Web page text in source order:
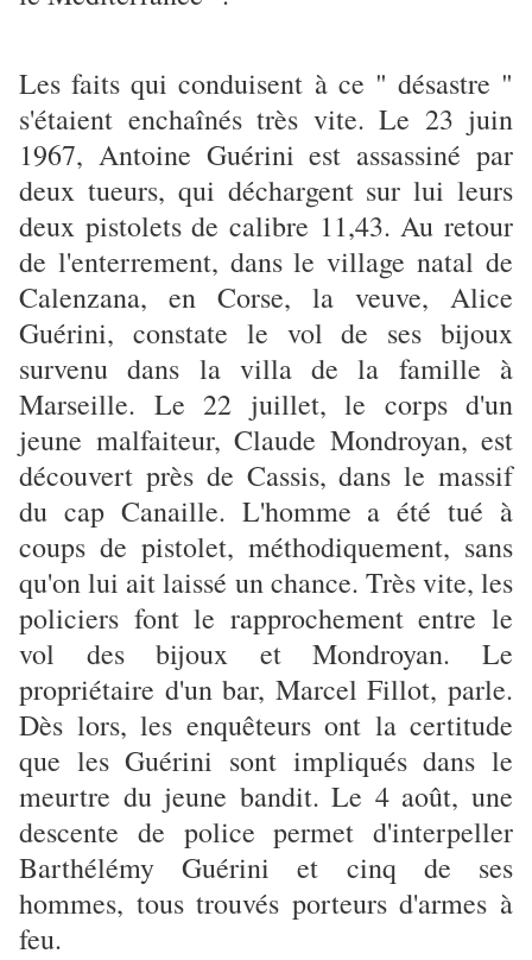
Les faits qui conduisent à ce " désastre "
s'étaient enchaînés très vite. Le 23 juin
1967, Antoine Guérini est assassiné par
deux tueurs, qui déchargent sur lui leurs
deux pistolets de calibre 11,43. Au retour
de l'enterrement, dans le village natal de
Calenzana, en Corse, la veuve, Alice
Guérini, constate le vol de ses bijoux
survenu dans la villa de la famille à
Marseille. Le 22 juillet, le corps d'un
jeune malfaiteur, Claude Mondroyan, est
découvert près de Cassis, dans le massif
du cap Canaille. L'homme a été tué à
coups de pistolet, méthodiquement, sans
qu'on lui ait laissé un chance. Très vite, les
policiers font le rapprochement entre le
vol des bijoux et Mondroyan. Le
propriétaire d'un bar, Marcel Fillot, parle.
Dès lors, les enquêteurs ont la certitude
que les Guérini sont impliqués dans le
meurtre du jeune bandit. Le 4 août, une
descente de police permet d'interpeller
Barthélémy Guérini et cinq de ses
hommes, tous trouvés porteurs d'armes à
feu.